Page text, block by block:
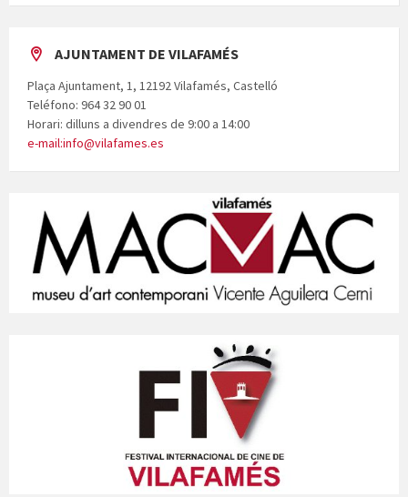
AJUNTAMENT DE VILAFAMÉS
Plaça Ajuntament, 1, 12192 Vilafamés, Castelló
Teléfono: 964 32 90 01
Horari: dilluns a divendres de 9:00 a 14:00
e-mail:info@vilafames.es